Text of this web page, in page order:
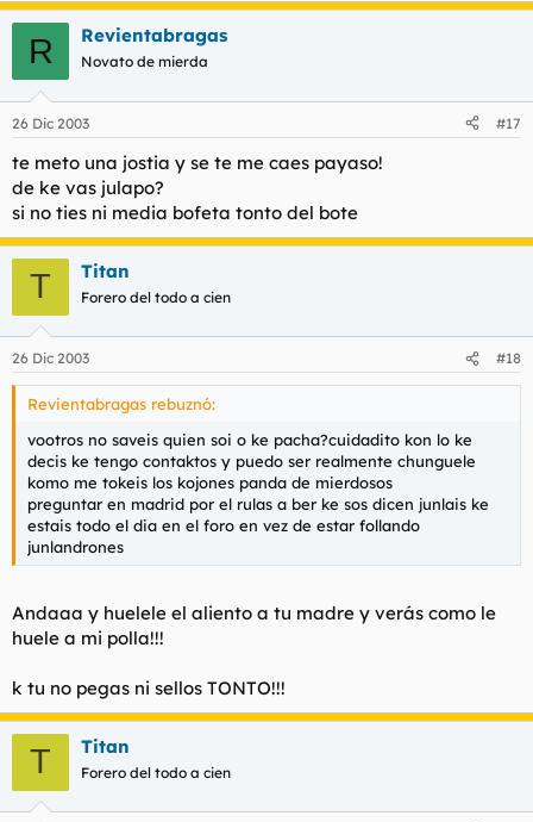
R Revientabragas
Novato de mierda
26 Dic 2003 #17
te meto una jostia y se te me caes payaso!
de ke vas julapo?
si no ties ni media bofeta tonto del bote
T Titan
Forero del todo a cien
26 Dic 2003 #18
Revientabragas rebuznó:
vootros no saveis quien soi o ke pacha?cuidadito kon lo ke
decis ke tengo contaktos y puedo ser realmente chunguele
komo me tokeis los kojones panda de mierdosos
preguntar en madrid por el rulas a ber ke sos dicen junlais ke
estais todo el dia en el foro en vez de estar follando
junlandrones
Andaaa y huelele el aliento a tu madre y verás como le
huele a mi polla!!!
k tu no pegas ni sellos TONTO!!!
T Titan
Forero del todo a cien